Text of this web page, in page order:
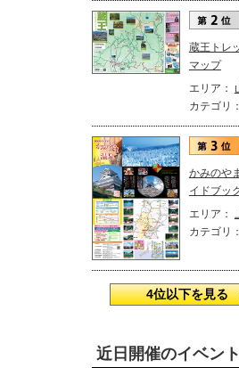
蔵王トレ
マップ
エリア：
カテゴリ：
かみのや
イドブッ
エリア：
カテゴリ：
4位以下を見
近日開催のイベント